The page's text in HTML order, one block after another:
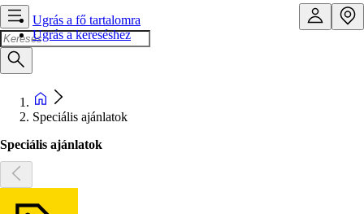
Ugrás a fő tartalomra
Ugrás a kereséshez
Speciális ajánlatok
Speciális ajánlatok